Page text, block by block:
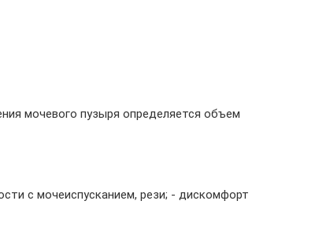
мочевого пузыря определяется объем
с мочеиспусканием, рези; - дискомфорт